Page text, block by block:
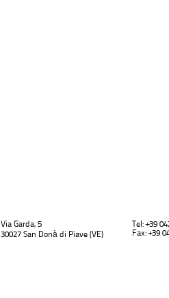
Via Garda, 5
30027 San Donà di Piave (VE)
Tel: +39
Fax: +39